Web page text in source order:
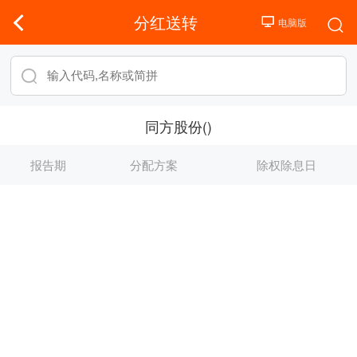
分红送转
同方股份()
报告期 分配方案 除权除息日